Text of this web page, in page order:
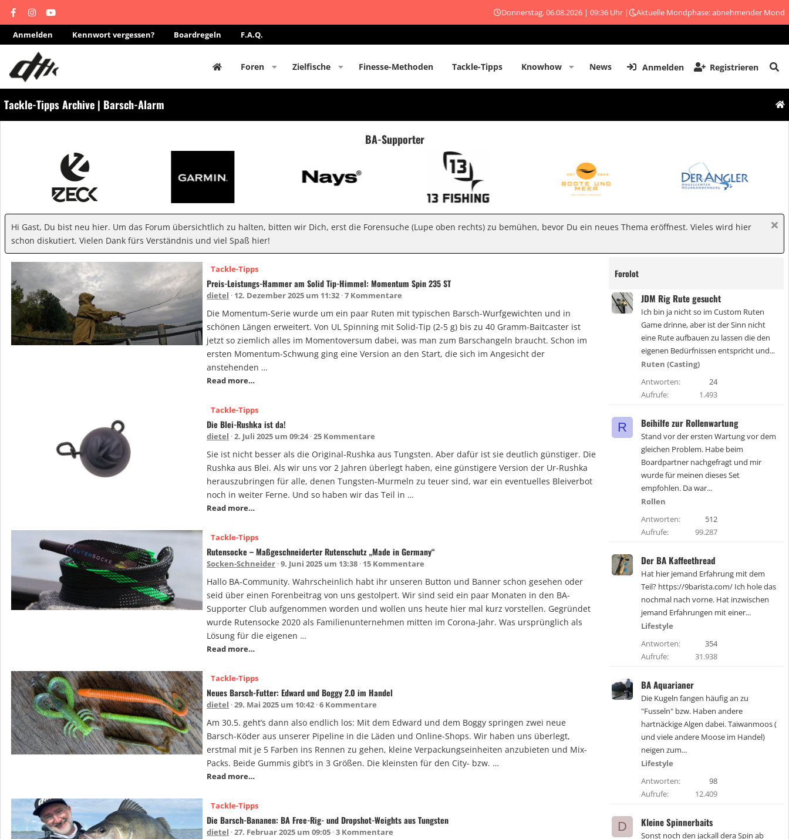
Donnerstag, 06.08.2026 | 09:36 Uhr | Aktuelle Mondphase: abnehmender Mond
Anmelden Kennwort vergessen? Boardregeln F.A.Q.
Foren Zielfische Finesse-Methoden Tackle-Tipps Knowhow News Anmelden Registrieren
Tackle-Tipps Archive | Barsch-Alarm
BA-Supporter
Hi Gast, Du bist neu hier. Um das Forum übersichtlich zu halten, bitten wir Dich, erst die Forensuche (Lupe oben rechts) zu bemühen, bevor Du ein neues Thema eröffnest. Vieles wird hier
schon diskutiert. Vielen Dank fürs Verständnis und viel Spaß hier!
Tackle-Tipps
Preis-Leistungs-Hammer am Solid Tip-Himmel: Momentum Spin 235 ST
dietel 12. Dezember 2025 um 11:32 7 Kommentare
Die Momentum-Serie wurde um ein paar Ruten mit typischen Barsch-Wurfgewichten und in
schönen Längen erweitert. Von UL Spinning mit Solid-Tip (2-5 g) bis zu 40 Gramm-Baitcaster ist
jetzt so ziemlich alles im Momentoversum dabei, was man zum Barschangeln braucht. Schon im
ersten Momentum-Schwung ging eine Version an den Start, die sich im Angesicht der
anstehenden …
Read more…
Tackle-Tipps
Die Blei-Rushka ist da!
dietel 2. Juli 2025 um 09:24 25 Kommentare
Sie ist nicht besser als die Original-Rushka aus Tungsten. Aber dafür ist sie deutlich günstiger. Die
Rushka aus Blei. Als wir uns vor 2 Jahren überlegt haben, eine günstigere Version der Ur-Rushka
herauszubringen für alle, denen Tungsten-Murmeln zu teuer sind, war ein eventuelles Bleiverbot
noch in weiter Ferne. Und so haben wir das Teil in …
Read more…
Tackle-Tipps
Rutensocke – Maßgeschneiderter Rutenschutz „Made in Germany“
Socken-Schneider 9. Juni 2025 um 13:38 15 Kommentare
Hallo BA-Community. Wahrscheinlich habt ihr unseren Button und Banner schon gesehen oder
seid über einen Forenbeitrag von uns gestolpert. Wir sind seid ein paar Monaten in den BA-
Supporter Club aufgenommen worden und wollen uns heute hier mal kurz vorstellen. Gegründet
wurde Rutensocke 2020 als Familienunternehmen mitten im Corona-Jahr. Was ursprünglich als
Lösung für die eigenen …
Read more…
Tackle-Tipps
Neues Barsch-Futter: Edward und Boggy 2.0 im Handel
dietel 29. Mai 2025 um 10:42 6 Kommentare
Am 30.5. geht’s dann also endlich los: Mit dem Edward und dem Boggy springen zwei neue
Barsch-Köder aus unserer Pipeline in die Läden und Online-Shops. Wir haben uns überlegt,
erstmal mit je 5 Farben ins Rennen zu gehen, kleine Verpackungseinheiten anzubieten und Mix-
Packs. Beide Gummis gibt’s in 3 Größen. Die kleinsten für den City- bzw. …
Read more…
Tackle-Tipps
Die Barsch-Bananen: BA Free-Rig- und Dropshot-Weights aus Tungsten
dietel 27. Februar 2025 um 09:05 3 Kommentare
Forolot
JDM Rig Rute gesucht
Ich bin ja nicht so im Custom Ruten
Game drinne, aber ist der Sinn nicht
eine Rute aufbauen zu lassen die den
eigenen Bedürfnissen entspricht und...
Ruten (Casting)
Antworten
24
Aufrufe
1.493
R Beihilfe zur Rollenwartung
Stand vor der ersten Wartung vor dem
gleichen Problem. Habe beim
Boardpartner nachgefragt und mir
wurde für meinen dieses Set
empfohlen. Da war...
Rollen
Antworten
512
Aufrufe
99.287
Der BA Kaffeethread
Hat hier jemand Erfahrung mit dem
Teil? https://9barista.com/ Ich hole das
nochmal nach vorne. Hat inzwischen
jemand Erfahrungen mit einer...
Lifestyle
Antworten
354
Aufrufe
31.938
BA Aquarianer
Die Kugeln fangen häufig an zu
"Fusseln" bzw. Haben andere
hartnäckige Algen dabei. Taiwanmoos (
und viele andere Moose im Handel)
neigen zum...
Lifestyle
Antworten
98
Aufrufe
12.409
D Kleine Spinnerbaits
Sonst noch den jackall dera Spin ab